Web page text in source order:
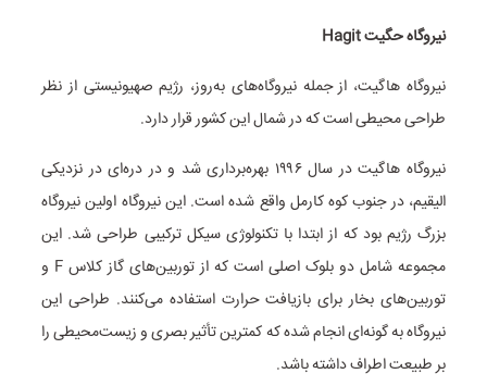
نیروگاه حگیتHagit
نیروگاه هاگیت، از جمله نیروگاه‌های به‌روز، رژیم صهیونیستی از نظر
طراحی محیطی است که در شمال این کشور قرار دارد.
نیروگاه هاگیت در سال ۱۹۹۶ بهره‌برداری شد و در دره‌ای در نزدیکی
الیقیم، در جنوب کوه کارمل واقع شده است. این نیروگاه اولین نیروگاه
بزرگ رژیم بود که از ابتدا با تکنولوژی سیکل ترکیبی طراحی شد. این
مجموعه شامل دو بلوک اصلی است که از توربین‌های گاز کلاس F و
توربین‌های بخار برای بازیافت حرارت استفاده می‌کنند. طراحی این
نیروگاه به گونه‌ای انجام شده که کمترین تأثیر بصری و زیست‌محیطی را
بر طبیعت اطراف داشته باشد.